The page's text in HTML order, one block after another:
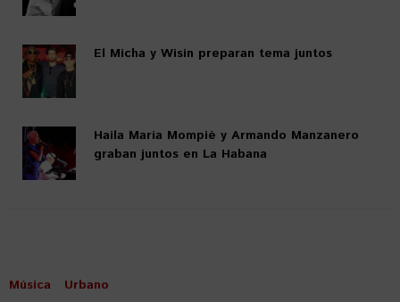
El Micha y Wisin preparan tema juntos
Haila María Mompié y Armando Manzanero
graban juntos en La Habana
Música Urbano